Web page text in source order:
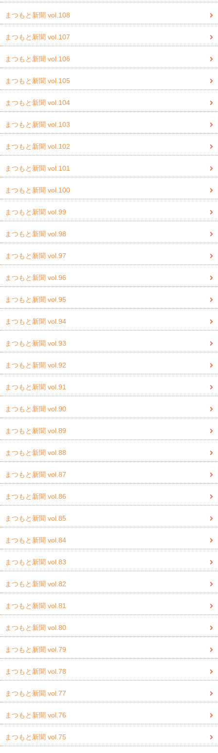
まつもと新聞 vol.108
まつもと新聞 vol.107
まつもと新聞 vol.106
まつもと新聞 vol.105
まつもと新聞 vol.104
まつもと新聞 vol.103
まつもと新聞 vol.102
まつもと新聞 vol.101
まつもと新聞 vol.100
まつもと新聞 vol.99
まつもと新聞 vol.98
まつもと新聞 vol.97
まつもと新聞 vol.96
まつもと新聞 vol.95
まつもと新聞 vol.94
まつもと新聞 vol.93
まつもと新聞 vol.92
まつもと新聞 vol.91
まつもと新聞 vol.90
まつもと新聞 vol.89
まつもと新聞 vol.88
まつもと新聞 vol.87
まつもと新聞 vol.86
まつもと新聞 vol.85
まつもと新聞 vol.84
まつもと新聞 vol.83
まつもと新聞 vol.82
まつもと新聞 vol.81
まつもと新聞 vol.80
まつもと新聞 vol.79
まつもと新聞 vol.78
まつもと新聞 vol.77
まつもと新聞 vol.76
まつもと新聞 vol.75